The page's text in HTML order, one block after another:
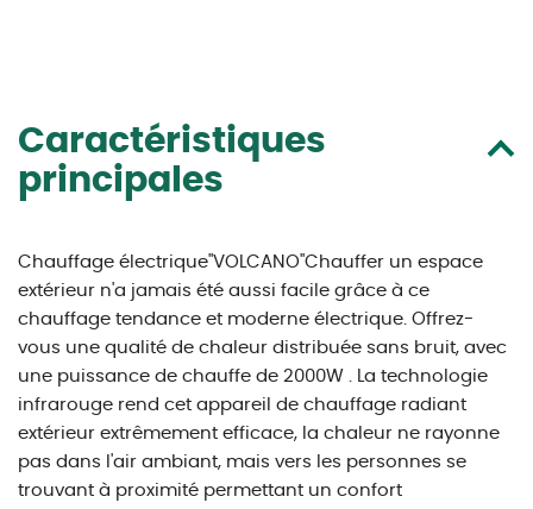
Caractéristiques
principales
Chauffage électrique"VOLCANO"Chauffer un espace
extérieur n'a jamais été aussi facile grâce à ce
chauffage tendance et moderne électrique. Offrez-
vous une qualité de chaleur distribuée sans bruit, avec
une puissance de chauffe de 2000W . La technologie
infrarouge rend cet appareil de chauffage radiant
extérieur extrêmement efficace, la chaleur ne rayonne
pas dans l'air ambiant, mais vers les personnes se
trouvant à proximité permettant un confort